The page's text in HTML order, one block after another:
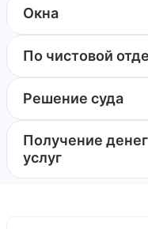
Окна
По чистовой
Решение суда
Получение
услуг